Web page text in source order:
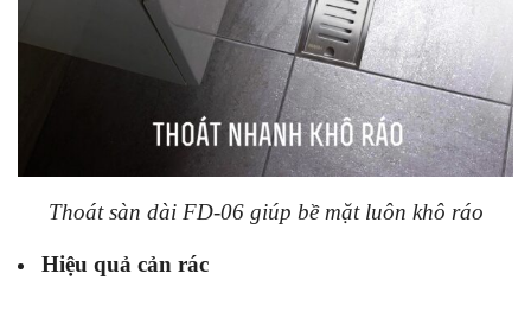
Thoát sàn dài FD-06 giúp bề mặt luôn khô ráo
Hiệu quả cản rác